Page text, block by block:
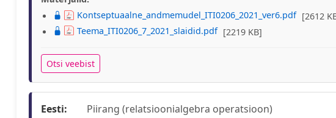
Kontseptuaalne_andmemudel_ITI0206_2021_ver6.pdf [2612
Teema_ITI0206_7_2021_slaidid.pdf [2219 KB]
Otsi veebist
Eesti:
Piirang (relatsioonialgebra operatsioon)